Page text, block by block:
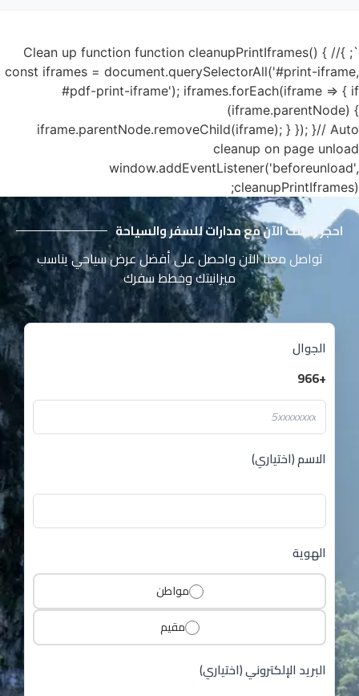
`; }// Clean up function function cleanupPrintIframes() {
const iframes = document.querySelectorAll('#print-iframe,
#pdf-print-iframe'); iframes.forEach(iframe => { if
(iframe.parentNode) {
iframe.parentNode.removeChild(iframe); } }); }// Auto
cleanup on page unload
window.addEventListener('beforeunload',
cleanupPrintIframes);
احجز رحلتك الآن مع مدارات للسفر والسياحة
تواصل معنا الآن واحصل على أفضل عرض سياحي يناسب
ميزانيتك وخطط سفرك
الجوال
+966
الاسم (اختياري)
الهوية
مواطن
مقيم
البريد الإلكتروني (اختياري)